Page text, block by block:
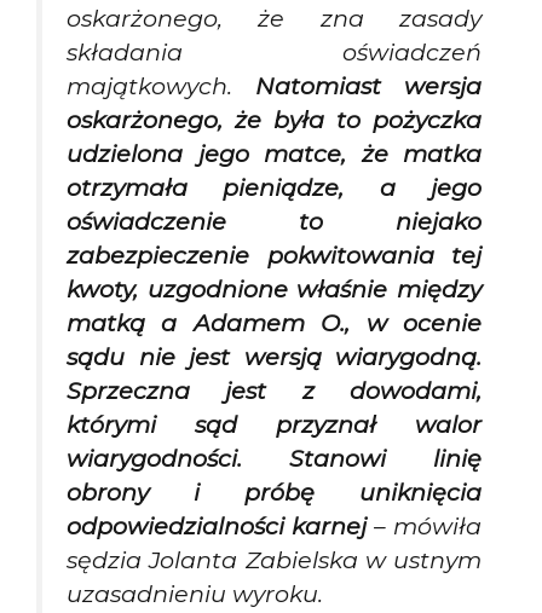
oskarżonego, że zna zasady
składania oświadczeń
majątkowych. Natomiast wersja
oskarżonego, że była to pożyczka
udzielona jego matce, że matka
otrzymała pieniądze, a jego
oświadczenie to niejako
zabezpieczenie pokwitowania tej
kwoty, uzgodnione właśnie między
matką a Adamem O., w ocenie
sądu nie jest wersją wiarygodną.
Sprzeczna jest z dowodami,
którymi sąd przyznał walor
wiarygodności. Stanowi linię
obrony i próbę uniknięcia
odpowiedzialności karnej– mówiła
sędzia Jolanta Zabielska w ustnym
uzasadnieniu wyroku.